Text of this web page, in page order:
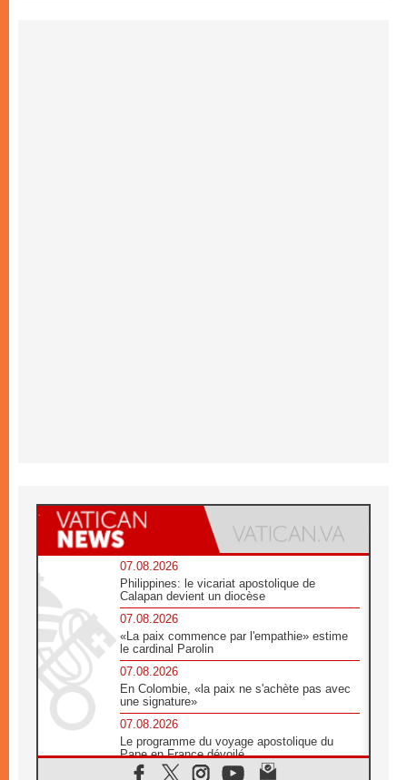
07.08.2026
Philippines: le vicariat apostolique de
Calapan devient un diocèse
07.08.2026
«La paix commence par l'empathie» estime
le cardinal Parolin
07.08.2026
En Colombie, «la paix ne s'achète pas avec
une signature»
07.08.2026
Le programme du voyage apostolique du
Pape en France dévoilé
07.08.2026